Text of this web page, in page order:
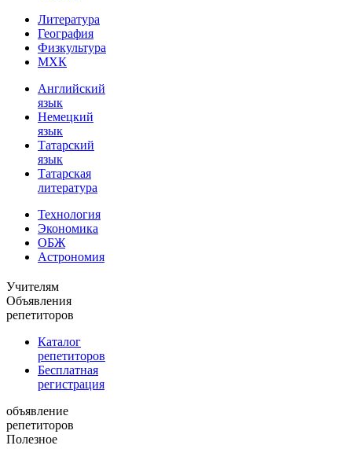
Литература
География
Физкультура
МХК
Английский
язык
Немецкий
язык
Татарский
язык
Татарская
литература
Технология
Экономика
ОБЖ
Астрономия
Учителям
Объявления
репетиторов
Каталог
репетиторов
Бесплатная
регистрация
объявление
репетиторов
Полезное